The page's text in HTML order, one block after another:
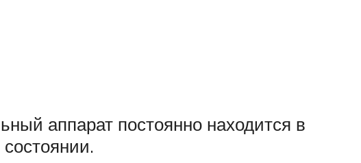
аппарат постоянно находится в